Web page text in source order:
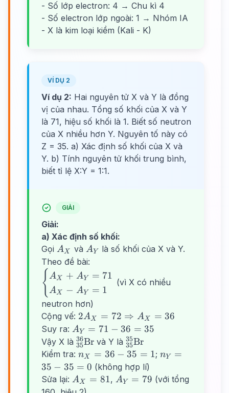
=
19
- Số lớp electron: 4 → Chu kì 4
- Số electron lớp ngoài: 1 → Nhóm IA
- X là kim loại kiềm (Kali - K)
VÍ DỤ 2
Ví dụ 2: Hai nguyên tử X và Y là đồng
vị của nhau. Tổng số khối của X và Y
là 71, hiệu số khối là 1. Biết số neutron
của X nhiều hơn Y. Nguyên tố này có
Z = 35. a) Xác định số khối của X và
Y. b) Tính nguyên tử khối trung bình,
biết tỉ lệ X:Y = 1:1.
GIẢI
Giải:
a) Xác định số khối:
Gọi A_X
AX và A_Y
AY
là số khối của X và Y.
Theo đề bài:
\begin{cases}
A_X + A_Y
= 71 \\ A_X
- A_Y = 1
\end{cases}
{ AX + AY = 71
AX − AY = 1
(vì X có nhiều
neutron hơn)
Cộng vế: 2A_X = 72
\Rightarrow
A_X = 36
2AX = 72 ⇒ AX = 36
Suy ra: A_Y
=
71 -
36
=
35
AY = 71 − 36 = 35
Vậy X là ^{36}_{35}\text{Br}
35
36Br và Y là ^{35}_{35}\text{Br}
35
35Br
Kiểm tra: n_X
=
36 -
35
nX = 36 − 35 = 1;n_Y
35 -
nY
=
35 − 35 = 0 (không hợp lí)
Sửa lại: A_X
=
AX = 81, A_Y
AY = 79 (với tổng